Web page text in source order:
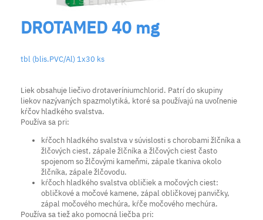
DROTAMED 40 mg
tbl (blis.PVC/Al) 1x30 ks
Liek obsahuje liečivo drotaveríniumchlorid. Patrí do skupiny
liekov nazývaných spazmolytiká, ktoré sa používajú na uvoľnenie
kŕčov hladkého svalstva.
Používa sa pri:
kŕčoch hladkého svalstva v súvislosti s chorobami žlčníka a
žlčových ciest, zápale žlčníka a žlčových ciest často
spojenom so žlčovými kameňmi, zápale tkaniva okolo
žlčníka, zápale žlčovodu.
kŕčoch hladkého svalstva obličiek a močových ciest:
obličkové a močové kamene, zápal obličkovej panvičky,
zápal močového mechúra, kŕče močového mechúra.
Používa sa tiež ako pomocná liečba pri: